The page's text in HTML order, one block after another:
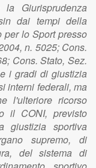
Giurisprudenza
dai tempi della
lo Sport presso
n. 5025; Cons.
Cons. Stato, Sez.
i gradi di giustizia
interni federali, ma
l'ulteriore ricorso
il CONI, previsto
giustizia sportiva
supremo, di
del sistema di